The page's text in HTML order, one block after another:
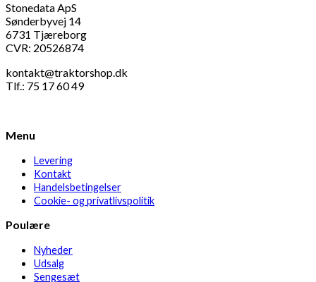
Stonedata ApS
Sønderbyvej 14
6731 Tjæreborg
CVR: 20526874
kontakt@traktorshop.dk
Tlf.: 75 17 60 49
Menu
Levering
Kontakt
Handelsbetingelser
Cookie- og privatlivspolitik
Poulære
Nyheder
Udsalg
Sengesæt